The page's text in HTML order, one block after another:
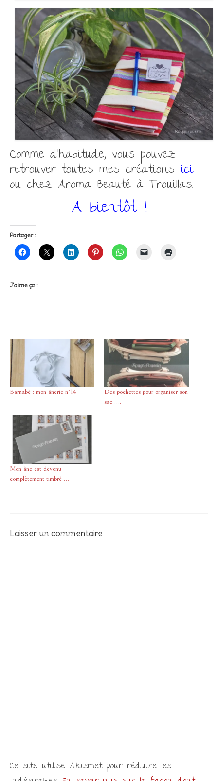
Comme d’habitude, vous pouvez
retrouver toutes mes créations ici
ou chez Aroma Beauté à Trouillas.
A bientôt !
Partager :
J’aime ça :
Barnabé : mon ânerie n°14
Des pochettes pour organiser son
sac ….
Mon âne est devenu
complètement timbré …
Laisser un commentaire
Ce site utilise Akismet pour réduire les